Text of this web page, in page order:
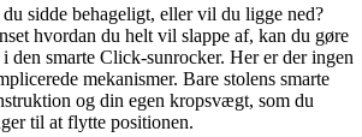
sidde behageligt, eller vil du ligge ned?
hvordan du helt vil slappe af, kan du gøre
i den smarte Click-sunrocker. Her er der ingen
mekanismer. Bare stolens smarte
og din egen kropsvægt, som du
til at flytte positionen.